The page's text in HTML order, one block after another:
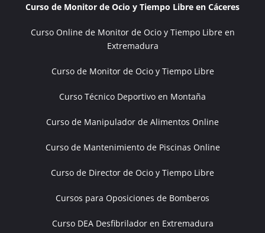
Curso de Monitor de Ocio y Tiempo Libre en Cáceres
Curso Online de Monitor de Ocio y Tiempo Libre en
Extremadura
Curso de Monitor de Ocio y Tiempo Libre
Curso Técnico Deportivo en Montaña
Curso de Manipulador de Alimentos Online
Curso de Mantenimiento de Piscinas Online
Curso de Director de Ocio y Tiempo Libre
Cursos para Oposiciones de Bomberos
Curso DEA Desfibrilador en Extremadura